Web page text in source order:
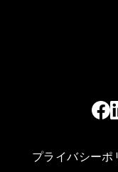
プライバシーポ